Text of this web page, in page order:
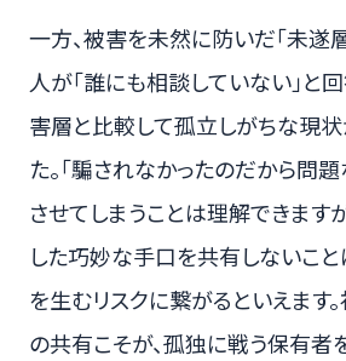
一方、被害を未然に防いだ「未遂
人が「誰にも相談していない」と
害層と比較して孤立しがちな現
た。「騙されなかったのだから問
させてしまうことは理解できます
した巧妙な手口を共有しないこと
を生むリスクに繋がるといえます
の共有こそが、孤独に戦う保有者